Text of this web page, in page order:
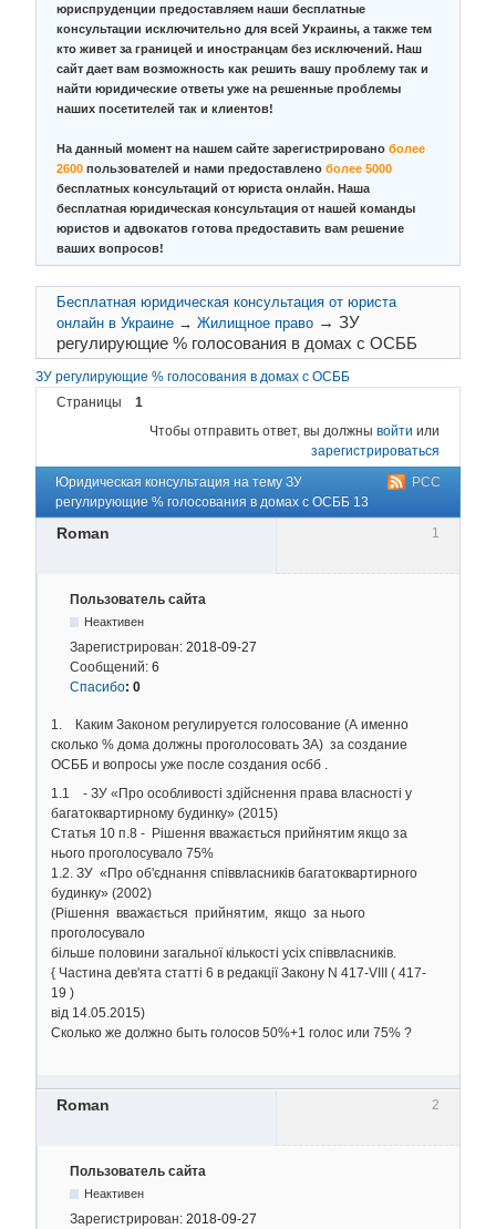
юриспруденции предоставляем наши бесплатные
консультации исключительно для всей Украины, а также тем
кто живет за границей и иностранцам без исключений. Наш
сайт дает вам возможность как решить вашу проблему так и
найти юридические ответы уже на решенные проблемы
наших посетителей так и клиентов!
На данный момент на нашем сайте зарегистрировано более
2600 пользователей и нами предоставлено более 5000
бесплатных консультаций от юриста онлайн. Наша
бесплатная юридическая консультация от нашей команды
юристов и адвокатов готова предоставить вам решение
ваших вопросов!
ЗУ регулирующие % голосования в домах с ОСББ
Страницы
1
Чтобы отправить ответ, вы должны войти или
зарегистрироваться
РСС
Юридическая консультация на тему ЗУ
регулирующие % голосования в домах с ОСББ 13
1
Roman
Пользователь сайта
Неактивен
Зарегистрирован: 2018-09-27
Сообщений: 6
Спасибо: 0
1. Каким Законом регулируется голосование (А именно
сколько % дома должны проголосовать ЗА) за создание
ОСББ и вопросы уже после создания осбб .
1.1 - ЗУ «Про особливості здійснення права власності у
багатоквартирному будинку» (2015)
Статья 10 п.8 - Рішення вважається прийнятим якщо за
нього проголосувало 75%
1.2. ЗУ «Про об'єднання співвласників багатоквартирного
будинку» (2002)
(Рішення вважається прийнятим, якщо за нього
проголосувало
більше половини загальної кількості усіх співвласників.
{ Частина дев'ята статті 6 в редакції Закону N 417-VIII ( 417-
19 )
від 14.05.2015)
Сколько же должно быть голосов 50%+1 голос или 75% ?
2
Roman
Пользователь сайта
Неактивен
Зарегистрирован: 2018-09-27
Бесплатная юридическая консультация от юриста
онлайн в Украине →Жилищное право →ЗУ
регулирующие % голосования в домах с ОСББ